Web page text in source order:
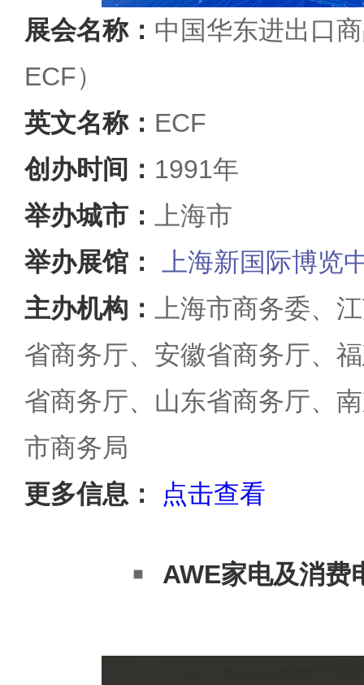
展会名称： 中国华东进出口
ECF）
英文名称： ECF
创办时间： 1991年
举办城市：
上海市
举办展馆：
上海新国际博览
主办机构：
上海市商务委、
省商务厅、安徽省商务厅、
省商务厅、山东省商务厅、
市商务局
更多信息：
点击查看
AWE家电及消费